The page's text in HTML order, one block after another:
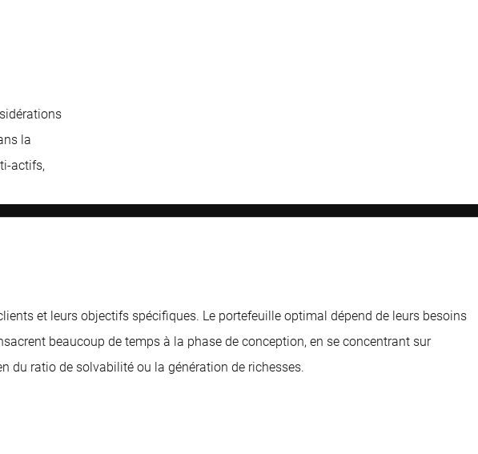
la
actifs,
et leurs objectifs spécifiques. Le portefeuille optimal dépend de leurs besoins
beaucoup de temps à la phase de conception, en se concentrant sur
du ratio de solvabilité ou la génération de richesses.